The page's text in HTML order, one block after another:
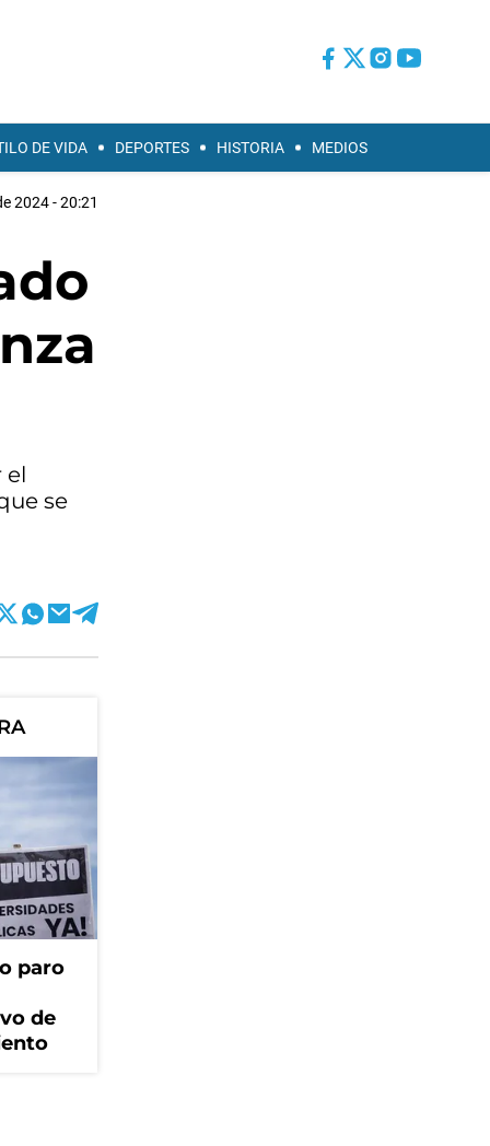
DE VIDA DEPORTES HISTORIA MEDIOS
2024 - 20:21
el
se
paro
de